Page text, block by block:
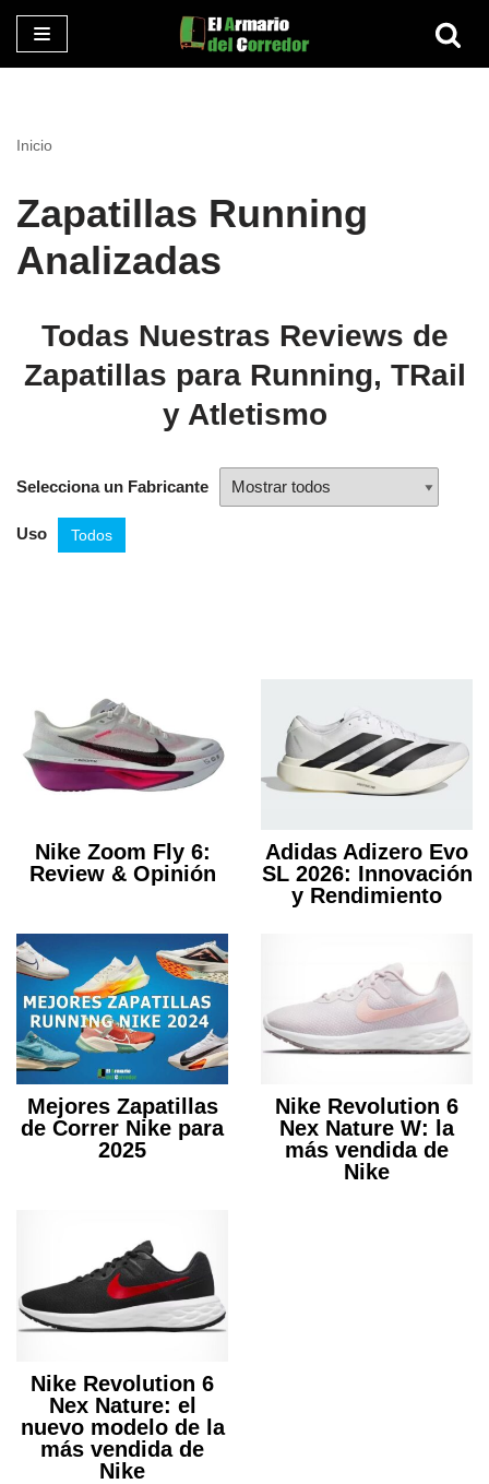
Saltar
Inicio
Zapatillas Running
Analizadas
Todas Nuestras Reviews de
Zapatillas para Running, TRail
y Atletismo
Selecciona un Fabricante
Uso Todos
Nike Zoom Fly 6:
Review & Opinión
Adidas Adizero Evo
SL 2026: Innovación
y Rendimiento
Mejores Zapatillas
de Correr Nike para
2025
Nike Revolution 6
Nex Nature W: la
más vendida de
Nike
Nike Revolution 6
Nex Nature: el
nuevo modelo de la
más vendida de
Nike